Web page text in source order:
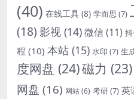
(40) 在线工具 (8) 学而思 (7)
(18) 影视 (14)微信(11)
程 (10) 本站 (15) 水印 (7) 生
度网盘 (24)磁力 (23)
网盘 (16) 网站(6) 考研(7) 英